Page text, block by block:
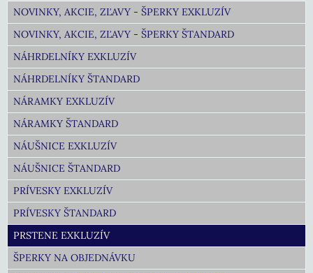
NOVINKY, AKCIE, ZĽAVY - ŠPERKY EXKLUZÍV
NOVINKY, AKCIE, ZĽAVY - ŠPERKY ŠTANDARD
NÁHRDELNÍKY EXKLUZÍV
NÁHRDELNÍKY ŠTANDARD
NÁRAMKY EXKLUZÍV
NÁRAMKY ŠTANDARD
NÁUŠNICE EXKLUZÍV
NÁUŠNICE ŠTANDARD
PRÍVESKY EXKLUZÍV
PRÍVESKY ŠTANDARD
PRSTENE EXKLUZÍV
ŠPERKY NA OBJEDNÁVKU